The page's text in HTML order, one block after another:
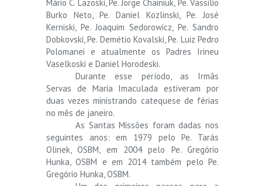
Mário C. Lazoski, Pe. Jorge Chainiuk, Pe. Vassilio
Burko Neto, Pe. Daniel Kozlinski, Pe. José
Kerniski, Pe. Joaquim Sedorowicz, Pe. Sandro
Dobkovski, Pe. Demétio Kovalski, Pe. Luiz Pedro
Polomanei e atualmente os Padres Irineu
Vaselkoski e Daniel Horodeski.
Durante esse período, as Irmãs
Servas de Maria Imaculada estiveram por
duas vezes ministrando catequese de férias
no mês de janeiro.
As Santas Missões foram dadas nos
seguintes anos: em 1979 pelo Pe. Tarás
Olinek, OSBM, em 2004 pelo Pe. Gregório
Hunka, OSBM e em 2014 também pelo Pe.
Gregório Hunka, OSBM.